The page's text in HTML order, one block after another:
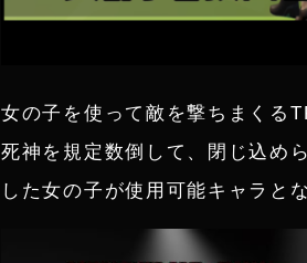
女の子を使って敵を撃ちまくる
死神を規定数倒して、閉じ込め
した女の子が使用可能キャラと